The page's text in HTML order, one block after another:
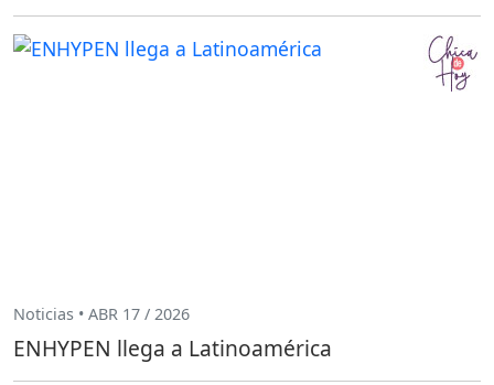
Noticias • ABR 17 / 2026
ENHYPEN llega a Latinoamérica